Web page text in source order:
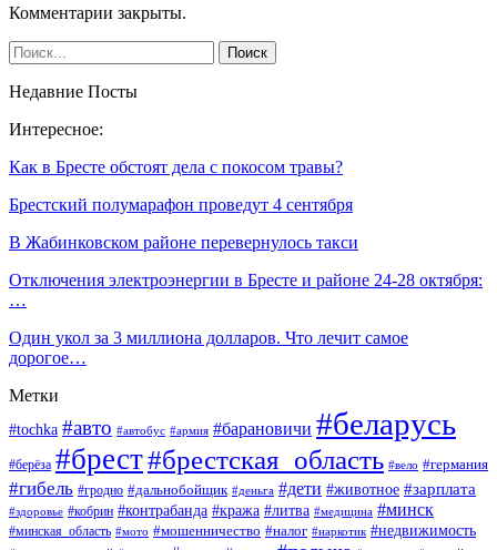
Комментарии закрыты.
Недавние Посты
Интересное:
Как в Бресте обстоят дела с покосом травы?
Брестский полумарафон проведут 4 сентября
В Жабинковском районе перевернулось такси
Отключения электроэнергии в Бресте и районе 24-28 октября:
…
Один укол за 3 миллиона долларов. Что лечит самое
дорогое…
Метки
#tochka #авто #автобус #армия #барановичи #беларусь
#берёза #брест#брестская_область #вело #германия
#гибель #гродно #дальнобойщик #деньга #дети #животное #зарплата
#здоровье #кобрин #контрабанда #кража #литва #медицина #минск
#минская_область #мото #мошенничество #налог #наркотик #недвижимость